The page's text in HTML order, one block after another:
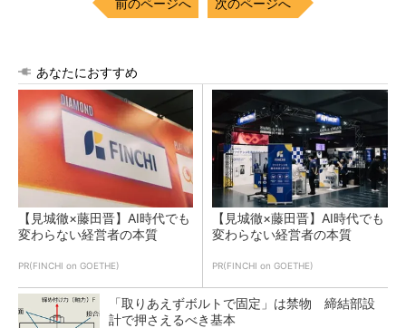
前のページへ 次のページへ
あなたにおすすめ
【見城徹×藤田晋】AI時代でも
変わらない経営者の本質
PR(FINCHI on GOETHE)
【見城徹×藤田晋】AI時代でも
変わらない経営者の本質
PR(FINCHI on GOETHE)
「取りあえずボルトで固定」は禁物 締結部設
計で押さえるべき基本